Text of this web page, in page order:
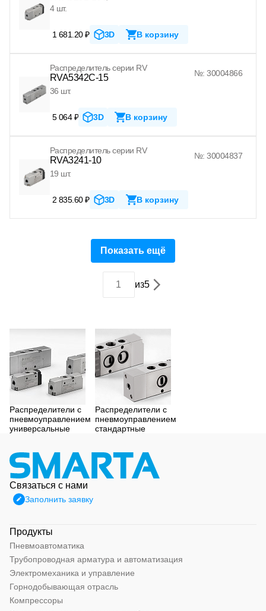
4 шт.
1 681.20 ₽ 3D В корзину
Распределитель серии RV
RVA5342C-15
№: 30004866
36 шт.
5 064 ₽ 3D В корзину
Распределитель серии RV
RVA3241-10
№: 30004837
19 шт.
2 835.60 ₽ 3D В корзину
Показать ещё
из5
Распределители с
пневмоуправлением
универсальные
Распределители с
пневмоуправлением
стандартные
Связаться с нами
Заполнить заявку
Продукты
Пневмоавтоматика
Трубопроводная арматура и автоматизация
Электромеханика и управление
Горнодобывающая отрасль
Компрессоры